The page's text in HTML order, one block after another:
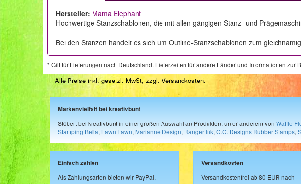
Hersteller: Mama Elephant
Hochwertige Stanzschablonen, die mit allen gängigen Stanz- und
Bei den Stanzen handelt es sich um Outline-Stanzschablonen zum
* Gilt für Lieferungen nach Deutschland. Lieferzeiten für andere Länder und Informationen zur
Alle Preise inkl. gesetzl. MwSt, zzgl. Versandkosten.
Markenvielfalt bei kreativbunt
Stöbert bei kreativbunt in einer großen Auswahl an Produkten, unter anderem von Waffle
Stamping Bella, Lawn Fawn, Marianne Design, Ranger Ink, C.C. Designs Rubber Stamps,
Einfach zahlen
Als Zahlungsarten bieten wir PayPal,
Versandkosten
Versandkostenfrei ab 80 EUR nach